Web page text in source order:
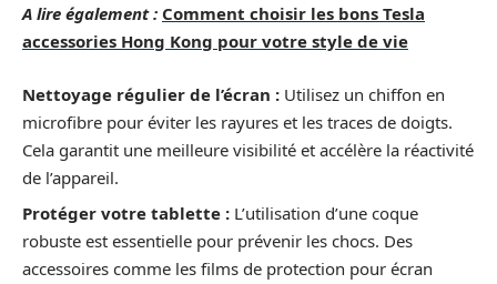
A lire également : Comment choisir les bons Tesla
accessories Hong Kong pour votre style de vie
Nettoyage régulier de l’écran : Utilisez un chiffon en
microfibre pour éviter les rayures et les traces de doigts.
Cela garantit une meilleure visibilité et accélère la réactivité
de l’appareil.
Protéger votre tablette : L’utilisation d’une coque
robuste est essentielle pour prévenir les chocs. Des
accessoires comme les films de protection pour écran